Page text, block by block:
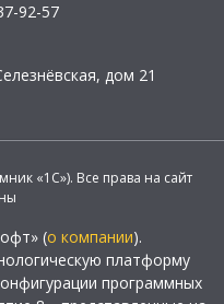
92-57
дом 21
«1С»). Все права на сайт
(о компании).
платформу
программных